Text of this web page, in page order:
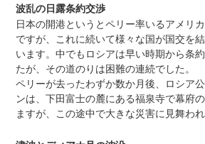
波乱の日露条約交渉
日本の開港というとペリー率いるアメリ
ですが、これに続いて様々な国が国交を
います。中でもロシアは早い時期から条
たが、その道のりは困難の連続でした。
ペリーが去ったわずか数か月後、ロシア
ンは、下田富士の麓にある福泉寺で幕府
ますが、この途中で大きな災害に見舞われ